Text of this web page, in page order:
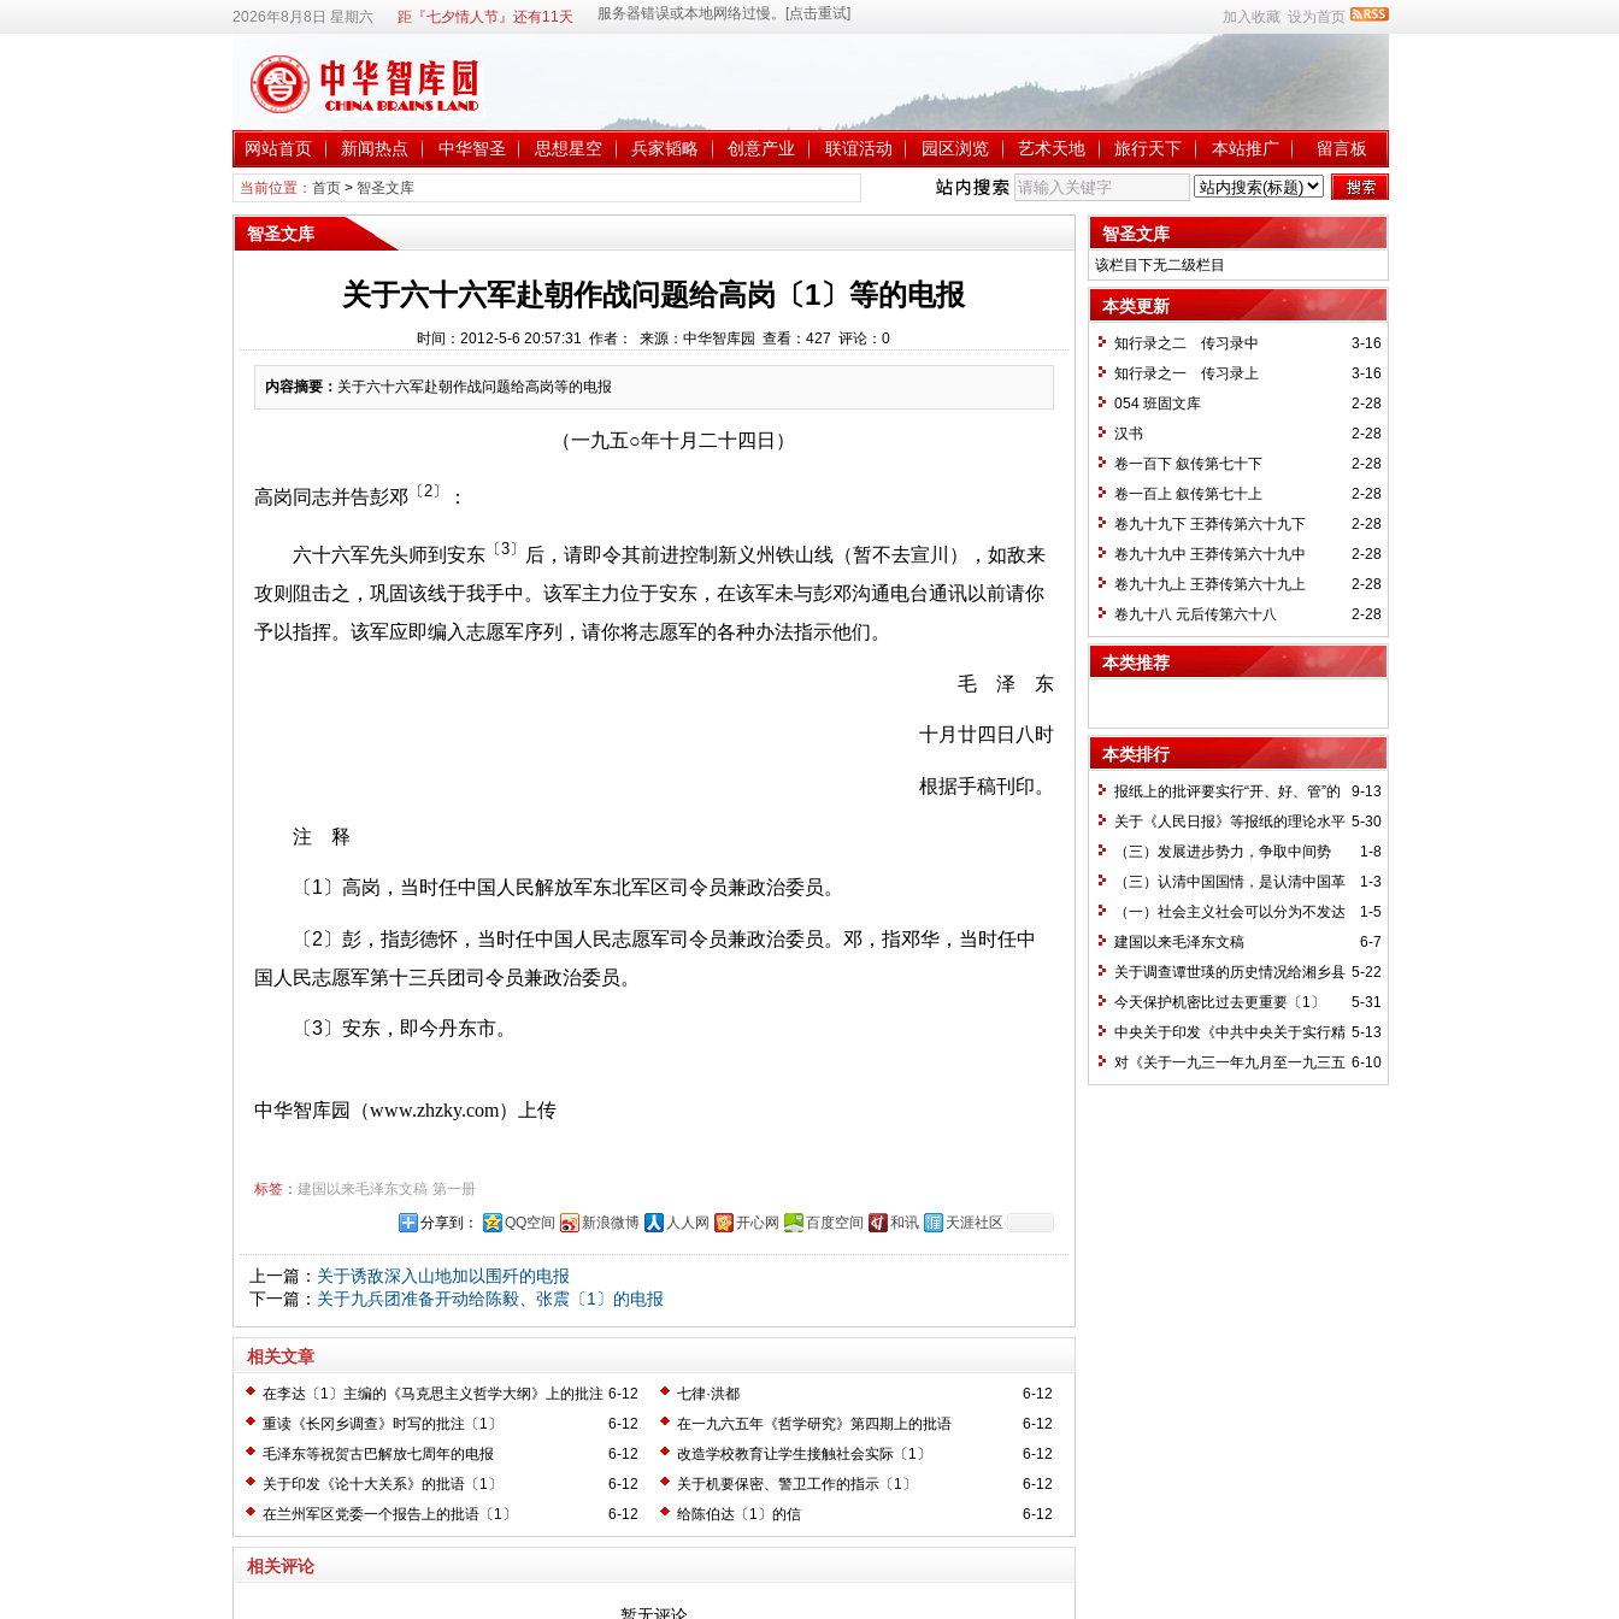
2026年8月8日 星期六 距『七夕情人节』还有11天 加入收藏 设为首页
网站首页 新闻热点 中华智圣 思想星空 兵家韬略 创意产业 联谊活动 园区浏览 艺术天地 旅行天下 本站推广 留言板
当前位置： 首页> 智圣文库
智圣文库
关于六十六军赴朝作战问题给高岗〔1〕等的电报
时间：2012-5-6 20:57:31 作者： 来源：中华智库园 查看： 427 评论： 0
内容摘要： 关于六十六军赴朝作战问题给高岗等的电报
（一九五○年十月二十四日）
高岗同志并告彭邓 〔2〕 ：
六十六军先头师到安东〔3〕
后，请即令其前进控制新义州铁山线（暂不去宣川），如敌来
攻则阻击之，巩固该线于我手中。该军主力位于安东，在该军未与彭邓沟通电台通讯以前请你
予以指挥。该军应即编入志愿军序列，请你将志愿军的各种办法指示他们。
毛 泽 东
十月廿四日八时
根据手稿刊印。
注 释
〔1〕高岗，当时任中国人民解放军东北军区司令员兼政治委员。
〔2〕彭，指彭德怀，当时任中国人民志愿军司令员兼政治委员。邓，指邓华，当时任中
国人民志愿军第十三兵团司令员兼政治委员。
〔3〕安东，即今丹东市。
中华智库园（www.zhzky.com）上传
标签： 建国以来毛泽东文稿 第一册
分享到：
QQ空间 新浪微博 人人网 开心网 百度空间 和讯 天涯社区
上一篇： 关于诱敌深入山地加以围歼的电报
下一篇： 关于九兵团准备开动给陈毅、张震〔1〕的电报
相关文章
6-12
在李达〔1〕主编的《马克思主义哲学大纲》上的批注
〔2〕
6-12
七律·洪都
6-12
重读《长冈乡调查》时写的批注〔1〕 6-12
在一九六五年《哲学研究》第四期上的批语
6-12
毛泽东等祝贺古巴解放七周年的电报 6-12
改造学校教育让学生接触社会实际〔1〕
6-12
关于印发《论十大关系》的批语〔1〕 6-12
关于机要保密、警卫工作的指示〔1〕
6-12
在兰州军区党委一个报告上的批语〔1〕 6-12
给陈伯达〔1〕的信
相关评论
智圣文库
该栏目下无二级栏目
本类更新
3-16
知行录之二 传习录中
3-16
知行录之一 传习录上
2-28
054 班固文库
2-28
汉书
2-28
卷一百下 叙传第七十下
2-28
卷一百上 叙传第七十上
2-28
卷九十九下 王莽传第六十九下
2-28
卷九十九中 王莽传第六十九中
2-28
卷九十九上 王莽传第六十九上
2-28
卷九十八 元后传第六十八
本类推荐
本类排行
9-13
报纸上的批评要实行“开、好、管”的
方针*
5-30
关于《人民日报》等报纸的理论水平
的批语〔1〕
1-8
（三）发展进步势力，争取中间势
力，孤立顽固势力
1-3
（三）认清中国国情，是认清中国革
命一切问题的基本依据
1-5
（一）社会主义社会可以分为不发达
和比较发达两个阶段
6-7
建国以来毛泽东文稿
5-22
关于调查谭世瑛的历史情况给湘乡县
委的信和给谭世瑛的复信
5-31
今天保护机密比过去更重要〔1〕
5-13
中央关于印发《中共中央关于实行精
兵简政、增产节约、反对贪污、反对浪费
和反对官僚主义的决定》的通知和毛泽东
6-10
对《关于一九三一年九月至一九三五